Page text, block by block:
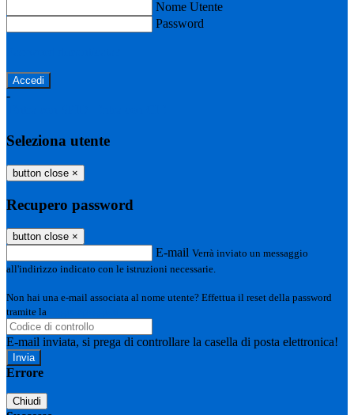
Nome Utente
Password
-
Seleziona utente
button close ×
Recupero password
button close ×
E-mail Verrà inviato un messaggio
all'indirizzo indicato con le istruzioni necessarie.
Non hai una e-mail associata al nome utente? Effettua il reset della password
tramite la
E-mail inviata, si prega di controllare la casella di posta elettronica!
Errore
Chiudi